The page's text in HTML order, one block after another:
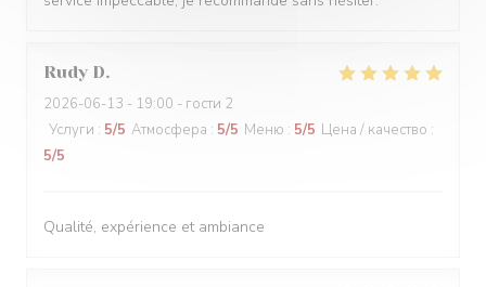
Rudy D
2026-06-13 - 19:00 - гости 2
Услуги : 5/5 Атмосфера : 5/5 Меню : 5/5 Цена / качество :
5/5
Qualité, expérience et ambiance